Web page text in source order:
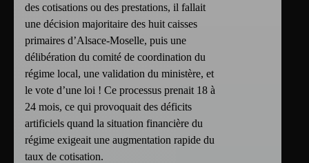
des cotisations ou des prestations, il fallait
une décision majoritaire des huit caisses
primaires d’Alsace-Moselle, puis une
délibération du comité de coordination du
régime local, une validation du ministère, et
le vote d’une loi ! Ce processus prenait 18 à
24 mois, ce qui provoquait des déficits
artificiels quand la situation financière du
régime exigeait une augmentation rapide du
taux de cotisation.